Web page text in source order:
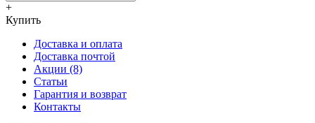
+
Купить
Доставка и оплата
Доставка почтой
Акции (8)
Статьи
Гарантия и возврат
Контакты